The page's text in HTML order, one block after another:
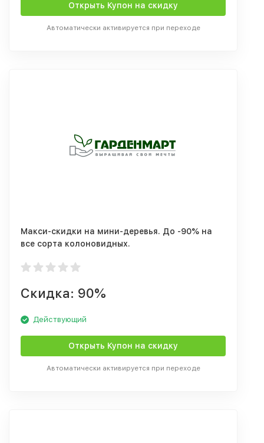
Открыть Купон на скидку
Автоматически активируется при переходе
Макси-скидки на мини-деревья. До -90% на
все сорта колоновидных.
Скидка: 90%
Действующий
Открыть Купон на скидку
Автоматически активируется при переходе